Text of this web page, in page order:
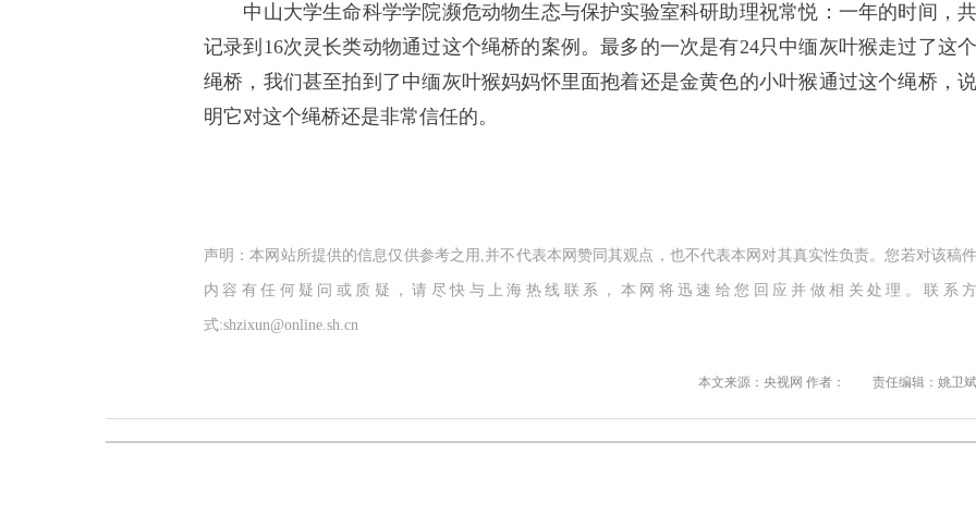
中山大学生命科学学院濒危动物生态与保护实验室科研助理祝常悦：一年的时间，共
记录到16次灵长类动物通过这个绳桥的案例。最多的一次是有24只中缅灰叶猴走过了这个
绳桥，我们甚至拍到了中缅灰叶猴妈妈怀里面抱着还是金黄色的小叶猴通过这个绳桥，说
明它对这个绳桥还是非常信任的。
声明：本网站所提供的信息仅供参考之用,并不代表本网赞同其观点，也不代表本网对其真实性负责。您若对该稿件
内容有任何疑问或质疑，请尽快与上海热线联系，本网将迅速给您回应并做相关处理。联系方
式:shzixun@online.sh.cn
本文来源：央视网 作者： 责任编辑：姚卫斌